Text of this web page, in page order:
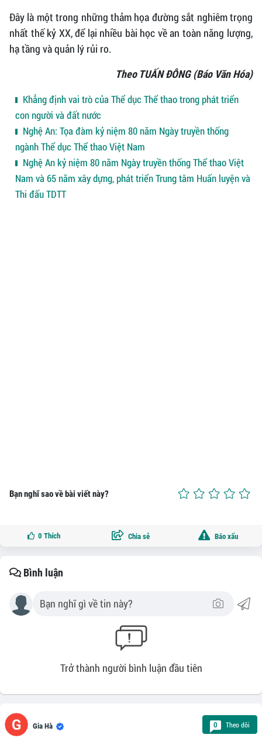
Đây là một trong những thảm họa đường sắt nghiêm trọng
nhất thế kỷ XX, để lại nhiều bài học về an toàn năng lượng,
hạ tầng và quản lý rủi ro.
Theo TUẤN ĐÔNG (Báo Văn Hóa)
Khẳng định vai trò của Thể dục Thể thao trong phát triển
con người và đất nước
Nghệ An: Tọa đàm kỷ niệm 80 năm Ngày truyền thống
ngành Thể dục Thể thao Việt Nam
Nghệ An kỷ niệm 80 năm Ngày truyền thống Thể thao Việt
Nam và 65 năm xây dựng, phát triển Trung tâm Huấn luyện và
Thi đấu TDTT
Bạn nghĩ sao về bài viết này?
0 Thích Chia sẻ Báo xấu
Bình luận
Trở thành người bình luận đầu tiên
Gia Hà 0 Theo dõi